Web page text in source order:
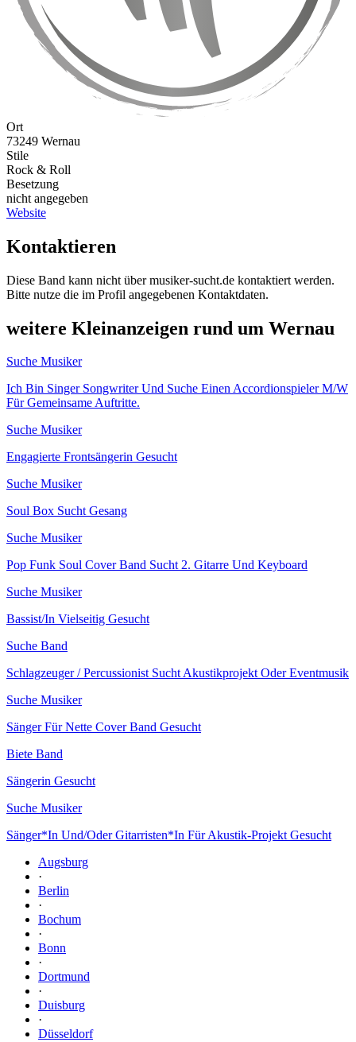
Ort
73249 Wernau
Stile
Rock & Roll
Besetzung
nicht angegeben
Website
Kontaktieren
Diese Band kann nicht über musiker-sucht.de kontaktiert werden.
Bitte nutze die im Profil angegebenen Kontaktdaten.
weitere Kleinanzeigen rund um Wernau
Suche Musiker
Ich Bin Singer Songwriter Und Suche Einen Accordionspieler M/W
Für Gemeinsame Auftritte.
Suche Musiker
Engagierte Frontsängerin Gesucht
Suche Musiker
Soul Box Sucht Gesang
Suche Musiker
Pop Funk Soul Cover Band Sucht 2. Gitarre Und Keyboard
Suche Musiker
Bassist/In Vielseitig Gesucht
Suche Band
Schlagzeuger / Percussionist Sucht Akustikprojekt Oder Eventmusik
Suche Musiker
Sänger Für Nette Cover Band Gesucht
Biete Band
Sängerin Gesucht
Suche Musiker
Sänger*In Und/Oder Gitarristen*In Für Akustik-Projekt Gesucht
Augsburg
·
Berlin
·
Bochum
·
Bonn
·
Dortmund
·
Duisburg
·
Düsseldorf